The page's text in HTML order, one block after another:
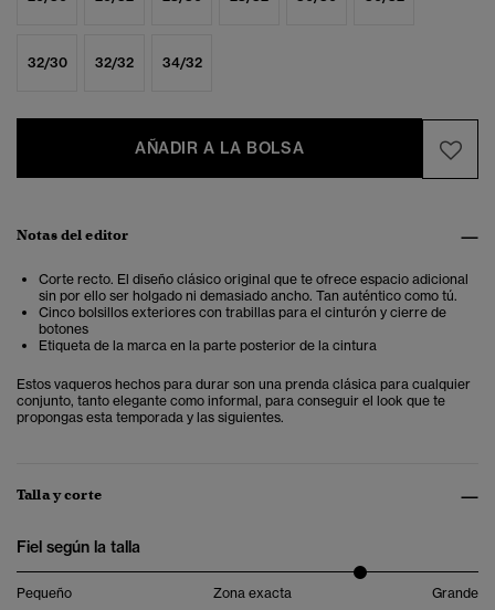
32/30 32/32 34/32
AÑADIR A LA BOLSA
Notas del editor
Corte recto. El diseño clásico original que te ofrece espacio adicional
sin por ello ser holgado ni demasiado ancho. Tan auténtico como tú.
Cinco bolsillos exteriores con trabillas para el cinturón y cierre de
botones
Etiqueta de la marca en la parte posterior de la cintura
Estos vaqueros hechos para durar son una prenda clásica para cualquier
conjunto, tanto elegante como informal, para conseguir el look que te
propongas esta temporada y las siguientes.
Talla y corte
Fiel según la talla
Pequeño Zona exacta Grande